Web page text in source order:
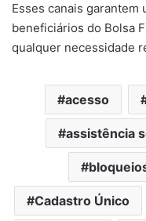
Esses canais
beneficiários do Bolsa
qualquer necessidade
acesso
assistência
Cadastro Único